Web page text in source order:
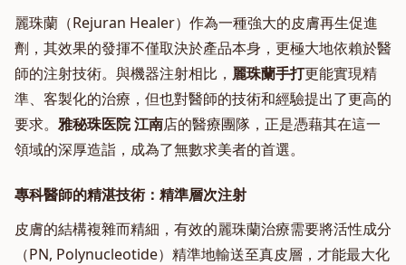
麗珠蘭（Rejuran Healer）作為一種強大的皮膚再生促進
劑，其效果的發揮不僅取決於產品本身，更極大地依賴於醫
師的注射技術。與機器注射相比， 麗珠蘭手打更能實現精
準、客製化的治療，但也對醫師的技術和經驗提出了更高的
要求。 雅秘珠医院 江南店的醫療團隊，正是憑藉其在這一
領域的深厚造詣，成為了無數求美者的首選。
專科醫師的精湛技術：精準層次注射
皮膚的結構複雜而精細，有效的麗珠蘭治療需要將活性成分
（PN, Polynucleotide）精準地輸送至真皮層，才能最大化